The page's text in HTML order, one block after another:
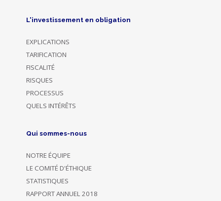
L'investissement en obligation
EXPLICATIONS
TARIFICATION
FISCALITÉ
RISQUES
PROCESSUS
QUELS INTÉRÊTS
Qui sommes-nous
NOTRE ÉQUIPE
LE COMITÉ D'ÉTHIQUE
STATISTIQUES
RAPPORT ANNUEL 2018